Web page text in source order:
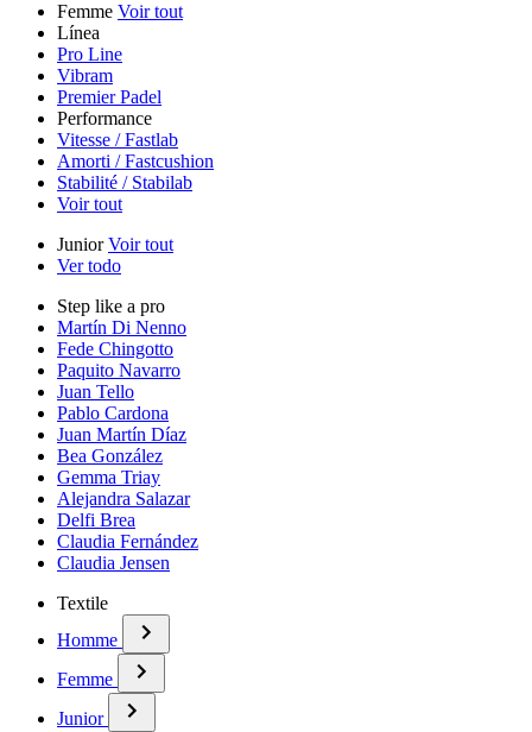
Femme Voir tout
Línea
Pro Line
Vibram
Premier Padel
Performance
Vitesse / Fastlab
Amorti / Fastcushion
Stabilité / Stabilab
Voir tout
JuniorVoir tout
Ver todo
Step like a pro
Martín Di Nenno
Fede Chingotto
Paquito Navarro
Juan Tello
Pablo Cardona
Juan Martín Díaz
Bea González
Gemma Triay
Alejandra Salazar
Delfi Brea
Claudia Fernández
Claudia Jensen
Textile
Homme
Femme
Junior